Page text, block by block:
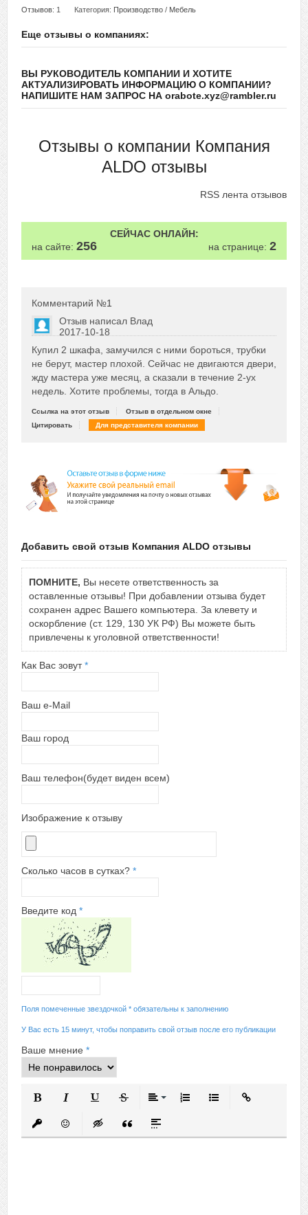
Отзывов: 1 Категория: Производство / Мебель
Еще отзывы о компаниях:
ВЫ РУКОВОДИТЕЛЬ КОМПАНИИ И ХОТИТЕ
АКТУАЛИЗИРОВАТЬ ИНФОРМАЦИЮ О КОМПАНИИ?
НАПИШИТЕ НАМ ЗАПРОС НА orabote.xyz@rambler.ru
Отзывы о компании Компания
ALDO отзывы
RSS лента отзывов
СЕЙЧАС ОНЛАЙН:
на сайте: 256 на странице: 2
Комментарий №1
Отзыв написал Влад
2017-10-18
+2
Сказать друзьям об отзыве
Купил 2 шкафа, замучился с ними бороться, трубки
не берут, мастер плохой. Сейчас не двигаются двери,
жду мастера уже месяц, а сказали в течение 2-ух
недель. Хотите проблемы, тогда в Альдо.
Ссылка на этот отзыв
Отзыв в отдельном окне
Цитировать
Для представителя компании
Добавить свой отзыв Компания ALDO отзывы
ПОМНИТЕ, Вы несете ответственность за
оставленные отзывы! При добавлении отзыва будет
сохранен адрес Вашего компьютера. За клевету и
оскорбление (ст. 129, 130 УК РФ) Вы можете быть
привлечены к уголовной ответственности!
Как Вас зовут*
Ваш e-Mail
Ваш город
Ваш телефон(будет виден всем)
Изображение к отзыву
Сколько часов в сутках? *
Введите код *
Поля помеченные звездочкой * обязательны к заполнению
У Вас есть 15 минут, чтобы поправить свой отзыв после его публикации
Ваше мнение *
Маркированный
Вставить
Вставить защищенную ссылку
Вставить смайлик
Вставка скрытого текста
Вставка цитаты
Вставка спойлера